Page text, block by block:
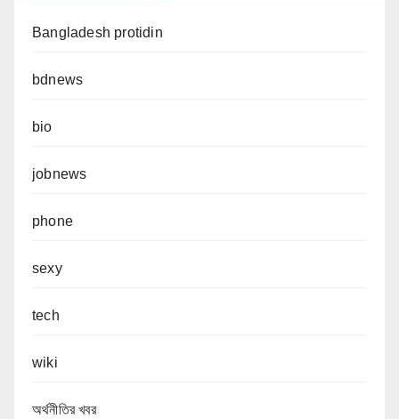
Bangladesh protidin
bdnews
bio
jobnews
phone
sexy
tech
wiki
অর্থনীতির খবর